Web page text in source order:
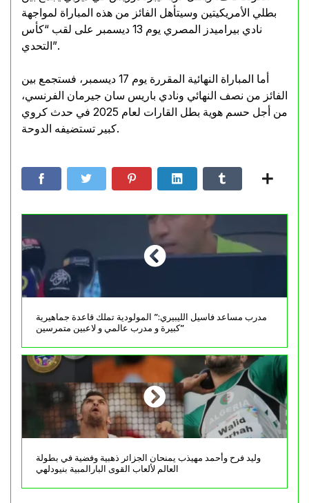
بطلي الأمريكيتين وسيتأهل الفائز من هذه المباراة لمواجهة
نادي بيراميدز المصري يوم 13 ديسمبر على لقب “كأس
التحدي”.
أما المباراة النهائية المقررة يوم 17 ديسمبر، فستجمع بين
الفائز من نصف النهائي ونادي باريس سان جيرمان الفرنسي،
من أجل حسم هوية بطل القارات لعام 2025 في حدث كروي
كبير تستضيفه الدوحة.
مدرب مساعد فاسيل الليبيري:” المولودية تملك قاعدة جماهيرية
كبيرة و مدرب عالمي و لاعبين متمرسين”
وليد فرح وأحمد مهيذب يمنحان الجزائر ذهبية وفضية في بطولة
العالم لألعاب القوى البارالمبية بنيودلهي